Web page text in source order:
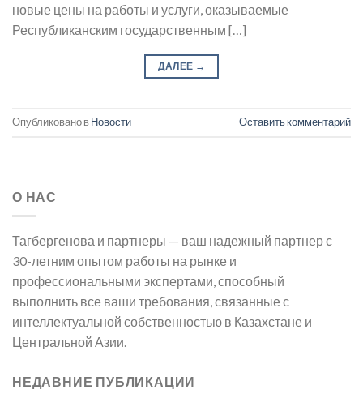
новые цены на работы и услуги, оказываемые
Республиканским государственным […]
ДАЛЕЕ →
Опубликовано вНовости Оставить комментарий
О НАС
Тагбергенова и партнеры — ваш надежный партнер с
30-летним опытом работы на рынке и
профессиональными экспертами, способный
выполнить все ваши требования, связанные с
интеллектуальной собственностью в Казахстане и
Центральной Азии.
НЕДАВНИЕ ПУБЛИКАЦИИ